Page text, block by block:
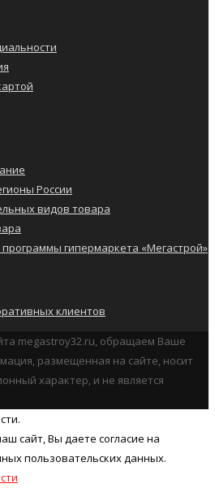
России
видов товара
гипермаркета «Мегастрой»
клиентов
megastroy32.ru, обращаем Ваше
размещенная на сайте, носит
характер, и не является
cайт, Вы даете согласие на
пользовательских данных.